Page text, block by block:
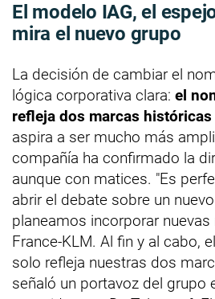
El modelo IAG, el
mira el nuevo grupo
La decisión de cambiar el
lógica corporativa clara: el
refleja dos marcas históricas
aspira a ser mucho más
compañía ha confirmado la
aunque con matices. "Es
abrir el debate sobre un
planeamos incorporar
France-KLM. Al fin y al cabo,
solo refleja nuestras dos
señaló un portavoz del grupo